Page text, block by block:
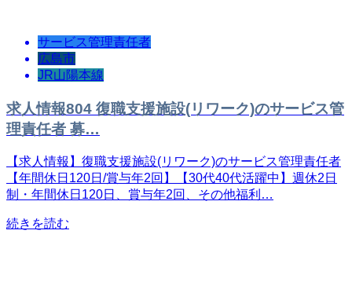
サービス管理責任者
広島市
JR山陽本線
求人情報804 復職支援施設(リワーク)のサービス管
理責任者 募…
【求人情報】復職支援施設(リワーク)のサービス管理責任者
【年間休日120日/賞与年2回】【30代40代活躍中】週休2日
制・年間休日120日、賞与年2回、その他福利…
続きを読む